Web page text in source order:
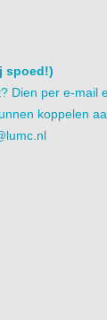
spoed!)
Dien per e-mail
koppelen